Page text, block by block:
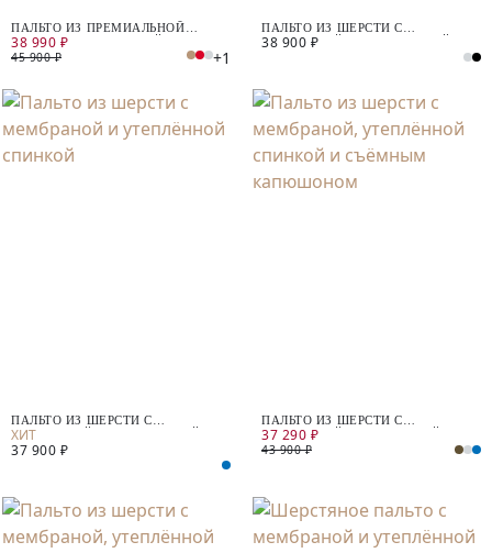
ПАЛЬТО ИЗ ПРЕМИАЛЬНОЙ
ШЕРСТИ С МЕМБРАНОЙ И
СЪЁМНОЙ ПОДСТЁЖКОЙ
38 990 ₽
45 900 ₽ +1
ПАЛЬТО ИЗ ШЕРСТИ С
МЕМБРАНОЙ И УТЕПЛЁННОЙ
38 900 ₽
ПАЛЬТО ИЗ ШЕРСТИ С
МЕМБРАНОЙ И УТЕПЛЁННОЙ
СПИНКОЙ
37 900 ₽
ПАЛЬТО ИЗ ШЕРСТИ С
МЕМБРАНОЙ, УТЕПЛЁННОЙ
СПИНКОЙ И СЪЁМНЫМ
37 290 ₽
43 900 ₽